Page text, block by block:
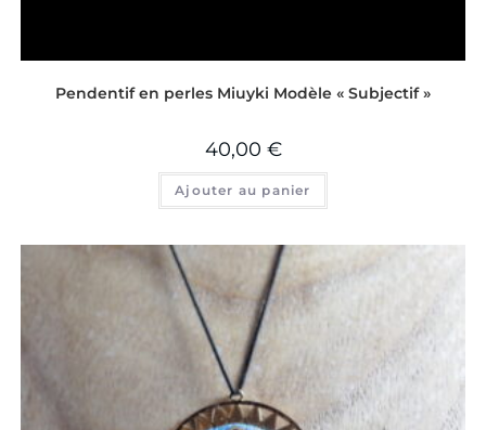
Pendentif en perles Miuyki Modèle « Subjectif »
40,00 €
Ajouter au panier